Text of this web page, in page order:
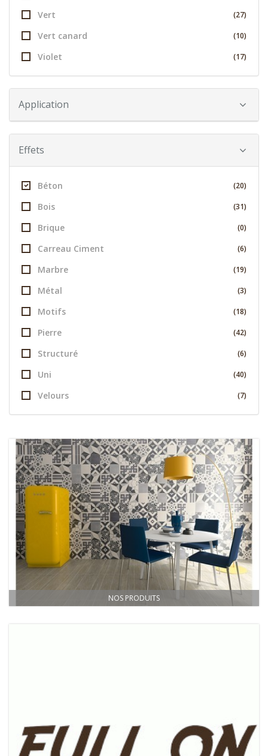
Vert (27)
Vert canard (10)
Violet (17)
Application
Effets
Béton (20)
Bois (31)
Brique (0)
Carreau Ciment (6)
Marbre (19)
Métal (3)
Motifs (18)
Pierre (42)
Structuré (6)
Uni (40)
Velours (7)
NOS PRODUITS